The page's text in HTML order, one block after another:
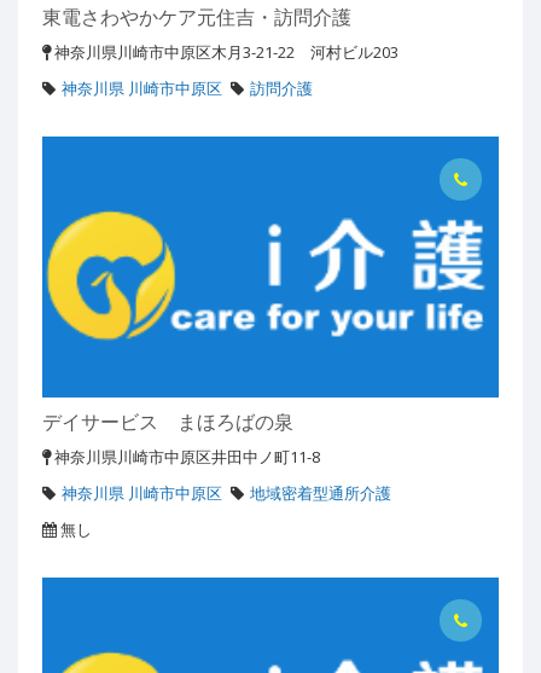
東電さわやかケア元住吉・訪問介護
神奈川県川崎市中原区木月3-21-22 河村ビル203
神奈川県 川崎市中原区
訪問介護
デイサービス まほろばの泉
神奈川県川崎市中原区井田中ノ町11-8
神奈川県 川崎市中原区
地域密着型通所介護
無し